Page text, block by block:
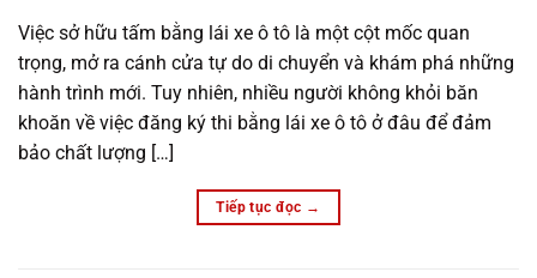
Việc sở hữu tấm bằng lái xe ô tô là một cột mốc quan
trọng, mở ra cánh cửa tự do di chuyển và khám phá những
hành trình mới. Tuy nhiên, nhiều người không khỏi băn
khoăn về việc đăng ký thi bằng lái xe ô tô ở đâu để đảm
bảo chất lượng […]
Tiếp tục đọc →